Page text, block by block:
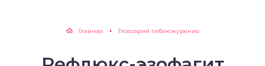
Главная Глоссарий табакокурения
зависимости